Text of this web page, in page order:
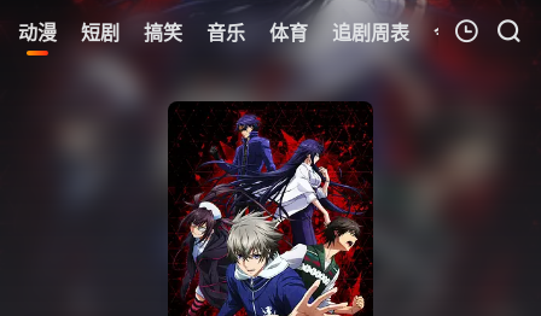
动漫 短剧 搞笑 音乐 体育 追剧周表 今日更新
我的观影记录
暂无观看影片的记录